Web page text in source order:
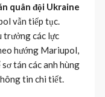
quân đội Ukraine
vẫn tiếp tục.
trưởng các lực
hướng Mariupol,
tán các anh hùng
tin chi tiết.